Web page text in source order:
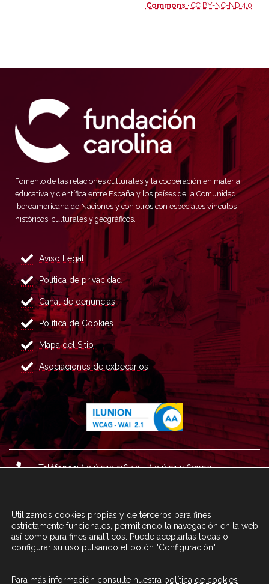
Commons · CC BY-NC-ND 4.0
Fomento de las relaciones culturales y la cooperación en materia
educativa y científica entre España y los países de la Comunidad
Iberoamericana de Naciones y con otros con especiales vínculos
históricos, culturales y geográficos.
Aviso Legal
Política de privacidad
Canal de denuncias
Política de Cookies
Mapa del Sitio
Asociaciones de exbecarios
Teléfonos: (+34) 913796771 - (+34) 914562900
Correo : informacion@fundacioncarolina.es
CONTACTA CON FCA TRAVÉS DEL
Utilizamos cookies propias y de terceros para fines
estrictamente funcionales, permitiendo la navegación en la web,
así como para fines analíticos. Puede aceptarlas todas o
configurar su uso pulsando el botón "Configuración".
Para más información consulte nuestra política de cookies